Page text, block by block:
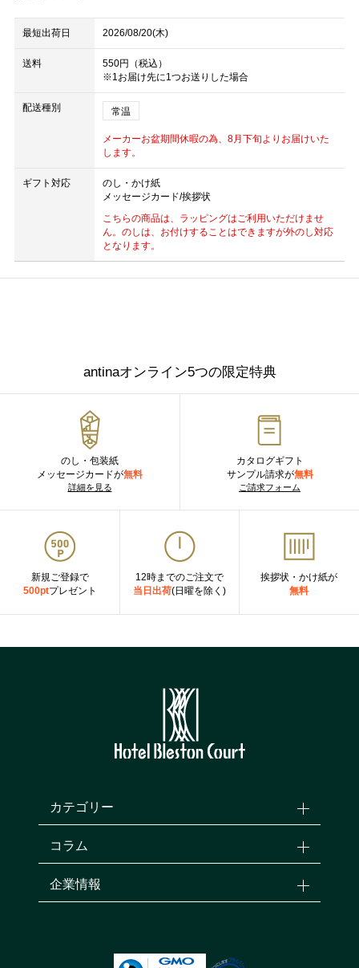
最短出荷日 2026/08/20(木)
送料
550円（税込）
※1お届け先に1つお送りした場合
配送種別 常温
メーカーお盆期間休暇の為、8月下旬よりお届けいた
します。
ギフト対応
のし・かけ紙
メッセージカード/挨拶状
こちらの商品は、ラッピングはご利用いただけませ
ん。のしは、お付けすることはできますが外のし対応
となります。
antinaオンライン5つの限定特典
のし・包装紙
メッセージカードが無料
詳細を見る
カタログギフト
サンプル請求が無料
ご請求フォーム
新規ご登録で
500ptプレゼント
12時までのご注文で
当日出荷(日曜を除く)
挨拶状・かけ紙が
無料
カテゴリー
コラム
企業情報